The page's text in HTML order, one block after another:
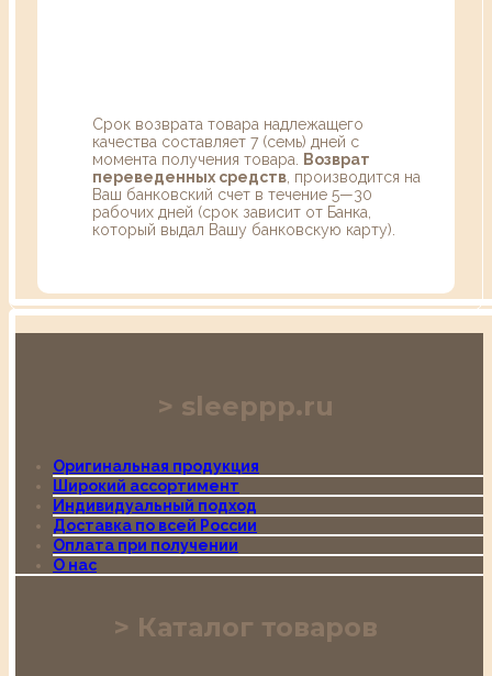
Срок возврата товара надлежащего
качества составляет 7 (семь) дней с
момента получения товара.
Возврат
переведенных средств , производится на
Ваш банковский счет в течение 5—30
рабочих дней (срок зависит от Банка,
который выдал Вашу банковскую карту).
sleeppp.ru
Оригинальная продукция
Широкий ассортимент
Индивидуальный подход
Доставка по всей России
Оплата при получении
О нас
Каталог товаров